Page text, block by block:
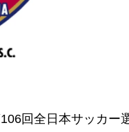
回全日本サッカー